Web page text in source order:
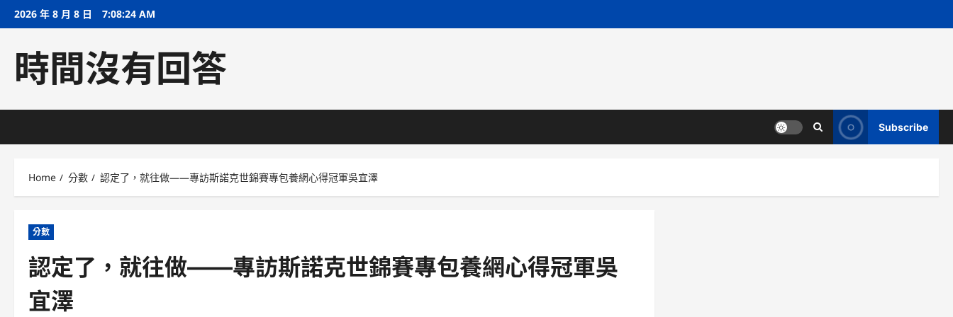
Skip2026 年 8 月 8 日 7:08:25 AM
時間沒有回答
Subscribe
Home 分數 認定了，就往做——專訪斯諾克世錦賽專包養網心得冠軍吳宜澤
分數
認定了，就往做——專訪斯諾克世錦賽專包養網心得冠軍吳
宜澤